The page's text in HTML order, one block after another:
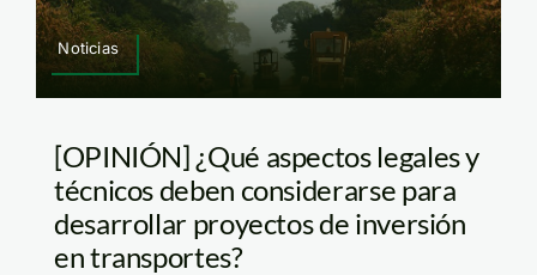
Noticias
[OPINIÓN] ¿Qué aspectos legales y
técnicos deben considerarse para
desarrollar proyectos de inversión
en transportes?